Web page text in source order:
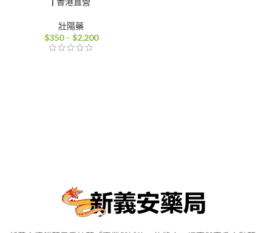
壯陽藥
$350 – $2,200價